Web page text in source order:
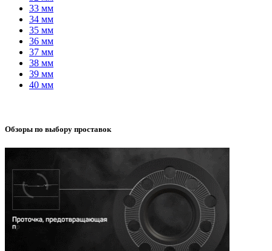
33 мм
34 мм
35 мм
36 мм
37 мм
38 мм
39 мм
40 мм
Обзоры по выбору проставок